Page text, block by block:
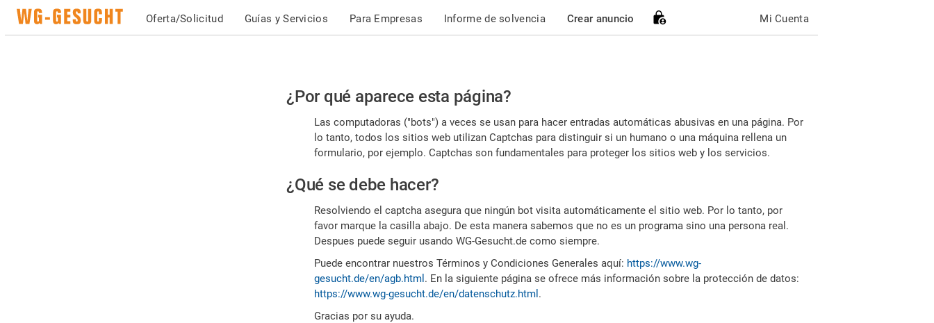
Oferta/Solicitud Guías y Servicios Para Empresas Informe de solvencia Crear anuncio Mi Cuenta
Por
favor,
confirme
es
humano
¿Por qué aparece esta página?
Las computadoras ("bots") a veces se usan para hacer entradas automáticas abusivas en una página. Por
lo tanto, todos los sitios web utilizan Captchas para distinguir si un humano o una máquina rellena un
formulario, por ejemplo. Captchas son fundamentales para proteger los sitios web y los servicios.
¿Qué se debe hacer?
Resolviendo el captcha asegura que ningún bot visita automáticamente el sitio web. Por lo tanto, por
favor marque la casilla abajo. De esta manera sabemos que no es un programa sino una persona real.
Despues puede seguir usando WG-Gesucht.de como siempre.
Puede encontrar nuestros Términos y Condiciones Generales aquí: https://www.wg-
gesucht.de/en/agb.html . En la siguiente página se ofrece más información sobre la protección de datos:
https://www.wg-gesucht.de/en/datenschutz.html .
Gracias por su ayuda.